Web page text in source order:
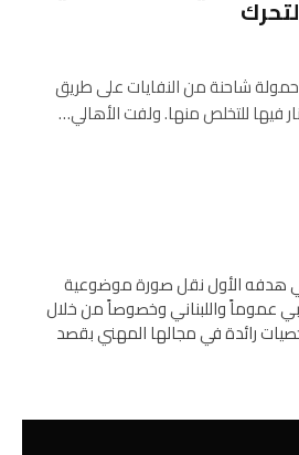
شاحنة من النفايات على طريق
فيها للتخلص منها. ولفت الأهالي…
هدفه الأول نقل صورة موضوعية
عموماً واللبناني وخصوصاً من خلال
رائدة في مجالها المهني بقصد